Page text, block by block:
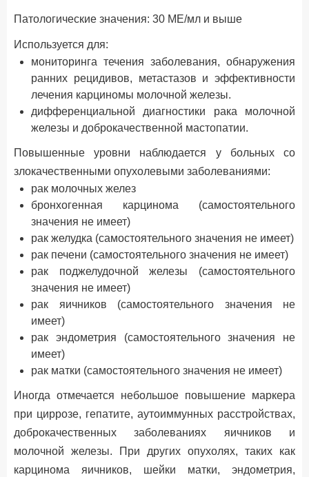
Патологические значения: 30 МЕ/мл и выше
Используется для:
мониторинга течения заболевания, обнаружения
ранних рецидивов, метастазов и эффективности
лечения карциномы молочной железы.
дифференциальной диагностики рака молочной
железы и доброкачественной мастопатии.
Повышенные уровни наблюдается у больных со
злокачественными опухолевыми заболеваниями:
рак молочных желез
бронхогенная карцинома (самостоятельного
значения не имеет)
рак желудка (самостоятельного значения не имеет)
рак печени (самостоятельного значения не имеет)
рак поджелудочной железы (самостоятельного
значения не имеет)
рак яичников (самостоятельного значения не
имеет)
рак эндометрия (самостоятельного значения не
имеет)
рак матки (самостоятельного значения не имеет)
Иногда отмечается небольшое повышение маркера
при циррозе, гепатите, аутоиммунных расстройствах,
доброкачественных заболеваниях яичников и
молочной железы. При других опухолях, таких как
карцинома яичников, шейки матки, эндометрия,